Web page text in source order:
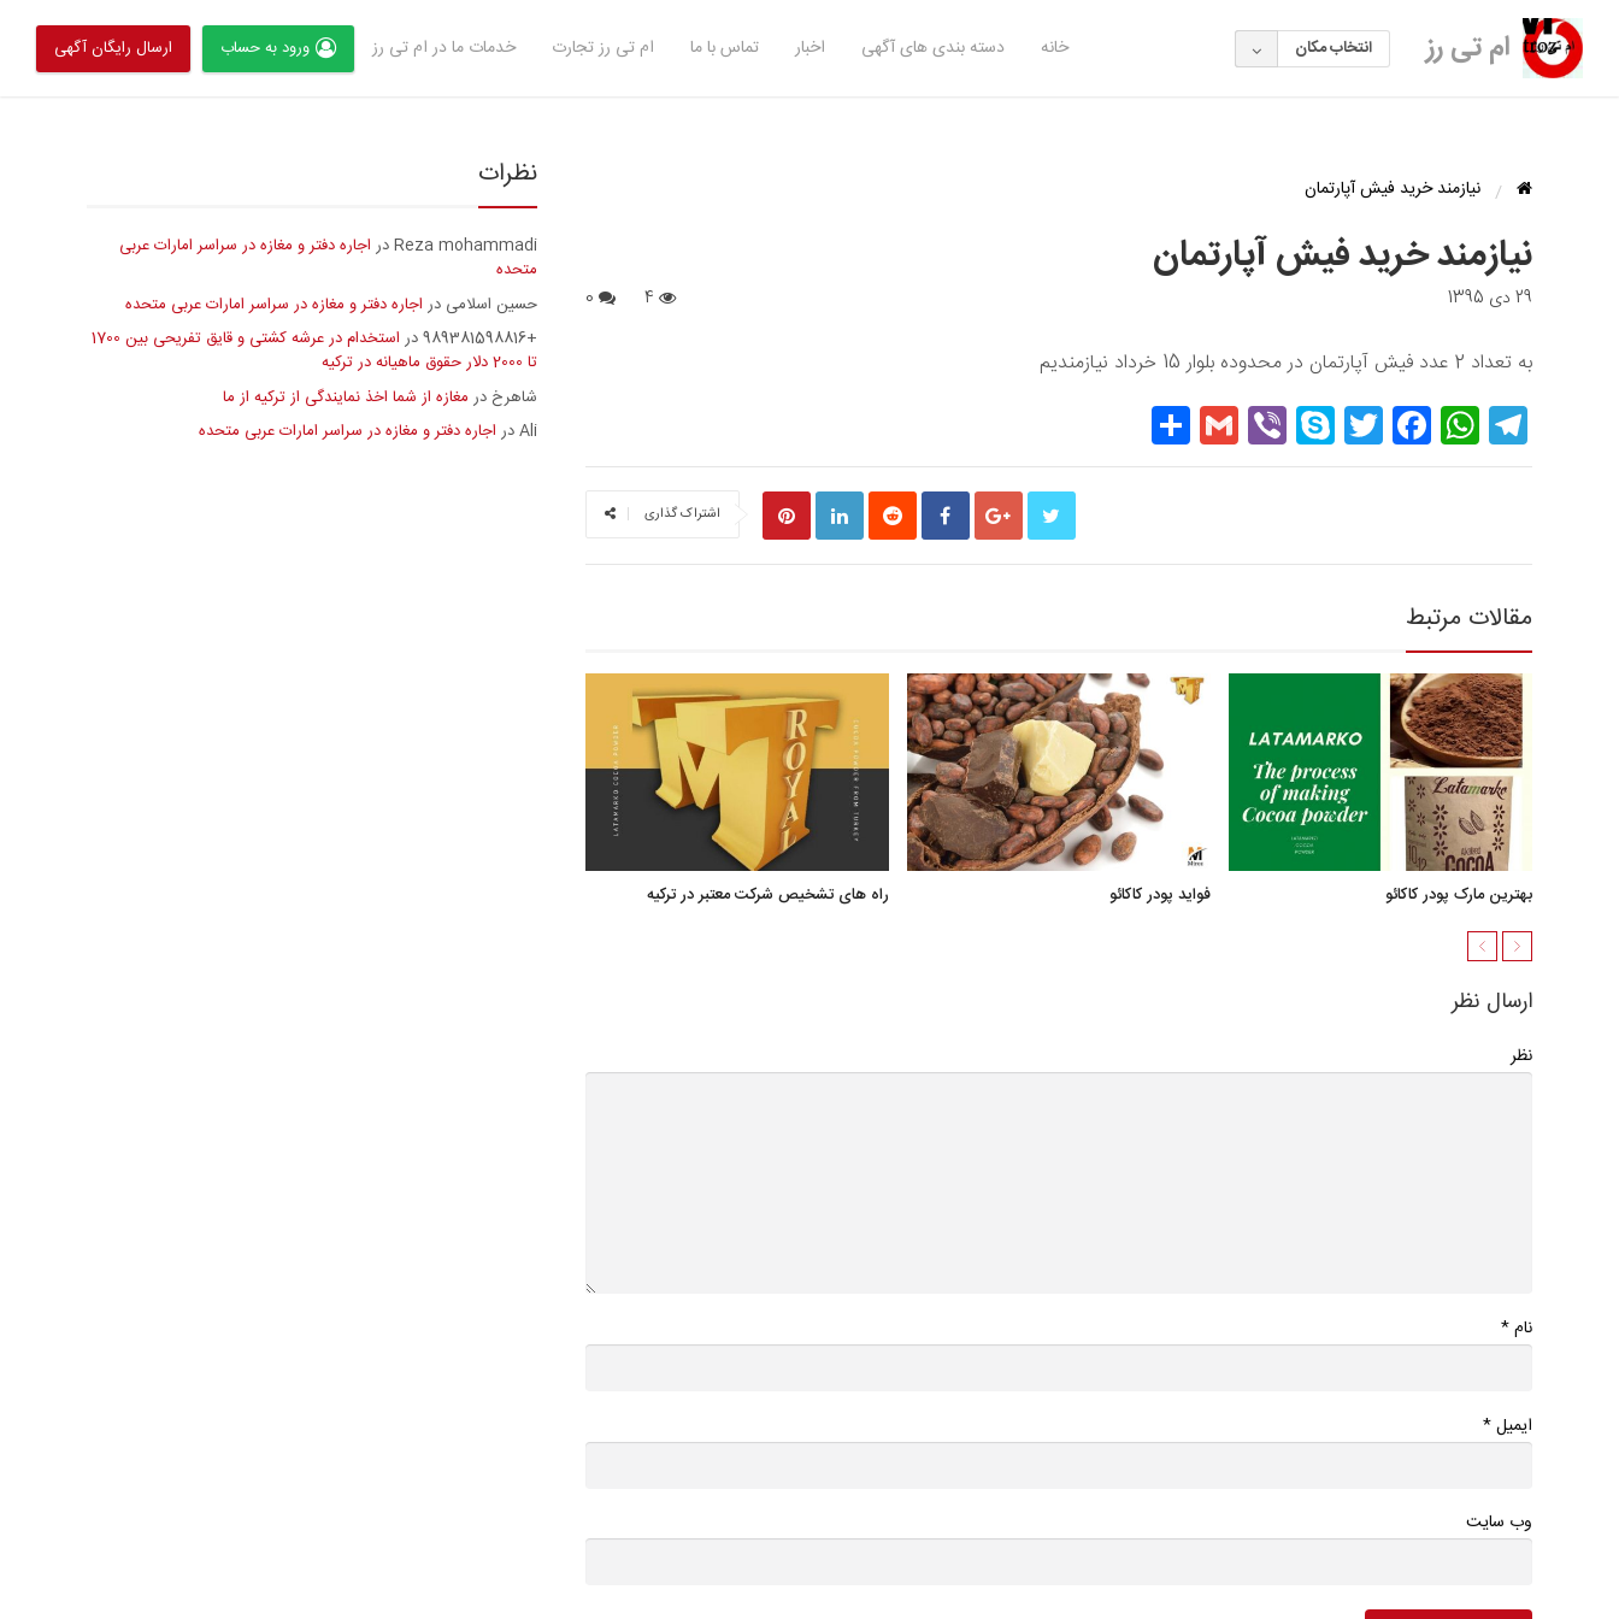
ام تی رز انتخاب مکان خانه دسته بندی های آگهی اخبار تماس با ما ام تی رز تجارت خدمات ما در ام تی رز ورود به حساب ارسال رایگان آگهی
نیازمند خرید فیش آپارتمان
نیازمند خرید فیش آپارتمان
29 دی 1395
به تعداد 2 عدد فیش آپارتمان در محدوده بلوار 15 خرداد نیازمندیم
Telegram
WhatsApp
Facebook
Twitter
Skype
Viber
Gmail
اشتراک گذاری
مقالات مرتبط
بهترین مارک پودر کاکائو فواید پودر کاکائو راه های تشخیص شرکت معتبر در ترکیه
ارسال نظر
نظر
نام*
ایمیل*
وب سایت
نظرات
Reza mohammadiدر اجاره دفتر و مغازه در سراسر امارات عربی
متحده
حسین اسلامی در اجاره دفتر و مغازه در سراسر امارات عربی متحده
+989381598816
در
استخدام در عرشه کشتی و قایق تفریحی بین 1700
تا 2000 دلار حقوق ماهیانه در ترکیه
شاهرخ در مغازه از شما اخذ نمایندگی از ترکیه از ما
Aliدر اجاره دفتر و مغازه در سراسر امارات عربی متحده